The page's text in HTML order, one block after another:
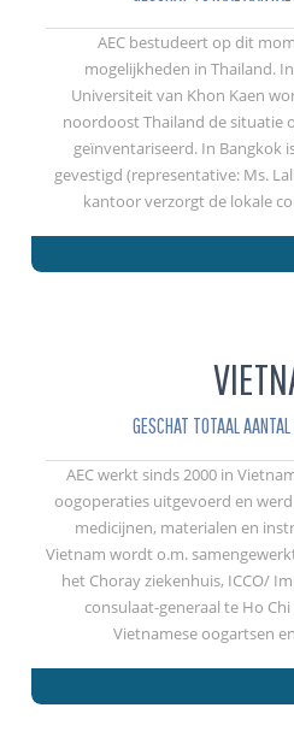
AEC bestudeert op dit
mogelijkheden in Thailand.
Universiteit van Khon Kaen
noordoost Thailand de situatie
geïnventariseerd. In Bangkok
gevestigd (representative: Ms.
kantoor verzorgt de lokale
GESCHAT TOTAAL
AEC werkt sinds 2000 in
oogoperaties uitgevoerd en werd
medicijnen, materialen en
Vietnam wordt o.m.
het Choray ziekenhuis, ICCO/
consulaat-generaal te Ho
Vietnamese oogartsen